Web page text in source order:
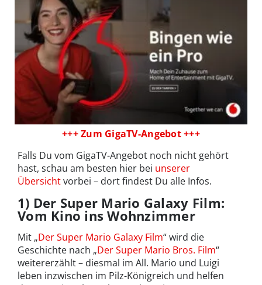
+++ Zum GigaTV-Angebot +++
Falls Du vom GigaTV-Angebot noch nicht gehört
hast, schau am besten hier bei unserer
Übersichtvorbei – dort findest Du alle Infos.
1) Der Super Mario Galaxy Film:
Vom Kino ins Wohnzimmer
Mit „Der Super Mario Galaxy Film“ wird die
Geschichte nach „Der Super Mario Bros. Film“
weitererzählt – diesmal im All. Mario und Luigi
leben inzwischen im Pilz-Königreich und helfen